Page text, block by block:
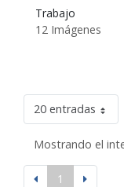
Trabajo
12 Imágenes
20 entradas
Mostrando el
1